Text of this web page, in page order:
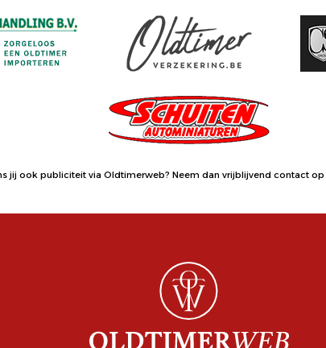
jij ook publiciteit via Oldtimerweb? Neem dan vrijblijvend contact op